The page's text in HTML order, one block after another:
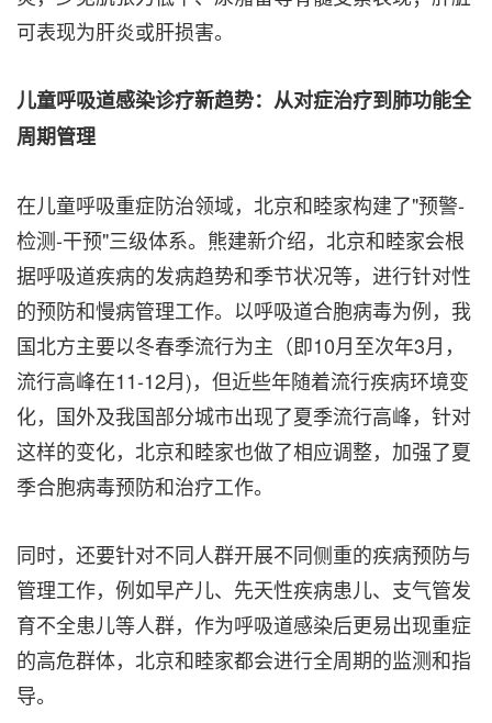
可表现为肝炎或肝损害。
儿童呼吸道感染诊疗新趋势：从对症治疗到肺功能全
周期管理
在儿童呼吸重症防治领域，北京和睦家构建了"预警-
检测-干预"三级体系。熊建新介绍，北京和睦家会根
据呼吸道疾病的发病趋势和季节状况等，进行针对性
的预防和慢病管理工作。以呼吸道合胞病毒为例，我
国北方主要以冬春季流行为主（即10月至次年3月，
流行高峰在11-12月)，但近些年随着流行疾病环境变
化，国外及我国部分城市出现了夏季流行高峰，针对
这样的变化，北京和睦家也做了相应调整，加强了夏
季合胞病毒预防和治疗工作。
同时，还要针对不同人群开展不同侧重的疾病预防与
管理工作，例如早产儿、先天性疾病患儿、支气管发
育不全患儿等人群，作为呼吸道感染后更易出现重症
的高危群体，北京和睦家都会进行全周期的监测和指
导。